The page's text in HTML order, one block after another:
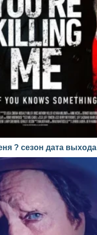
? сезон дата выхода